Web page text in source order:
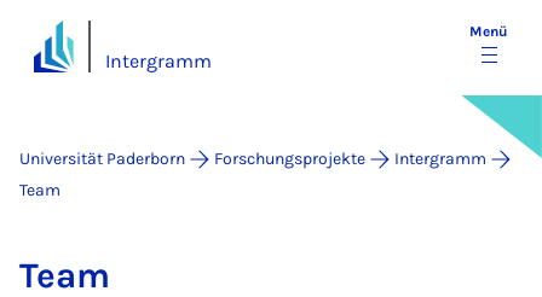
Intergramm
Menü
Universität Paderborn Forschungsprojekte
Intergramm
Team
Team